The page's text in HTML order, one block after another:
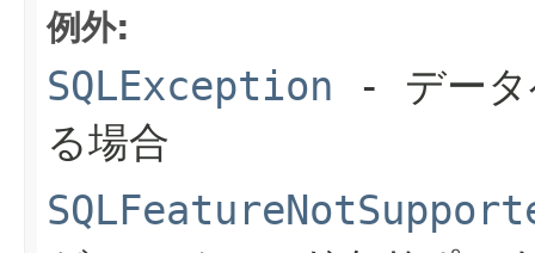
例外:
SQLException - データ
る場合